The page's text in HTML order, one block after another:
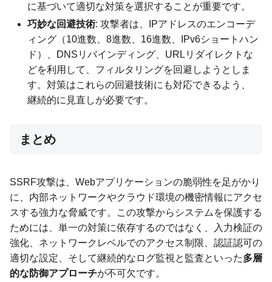
に基づいて適切な対策を選択することが重要です。
巧妙な回避技術: 攻撃者は、IPアドレスのエンコーデ
ィング（10進数、8進数、16進数、IPv6ショートハン
ド）、DNSリバインディング、URLリダイレクトな
どを利用して、フィルタリングを回避しようとしま
す。対策はこれらの回避技術にも対応できるよう、
継続的に見直しが必要です。
まとめ
SSRF攻撃は、Webアプリケーションの脆弱性を足がかり
に、内部ネットワークやクラウド環境の機密情報にアクセ
スする強力な脅威です。この攻撃からシステムを保護する
ためには、単一の対策に依存するのではなく、入力検証の
強化、ネットワークレベルでのアクセス制限、認証認可の
適切な設定、そして継続的なログ監視と監査といった多層
的な防御アプローチが不可欠です。